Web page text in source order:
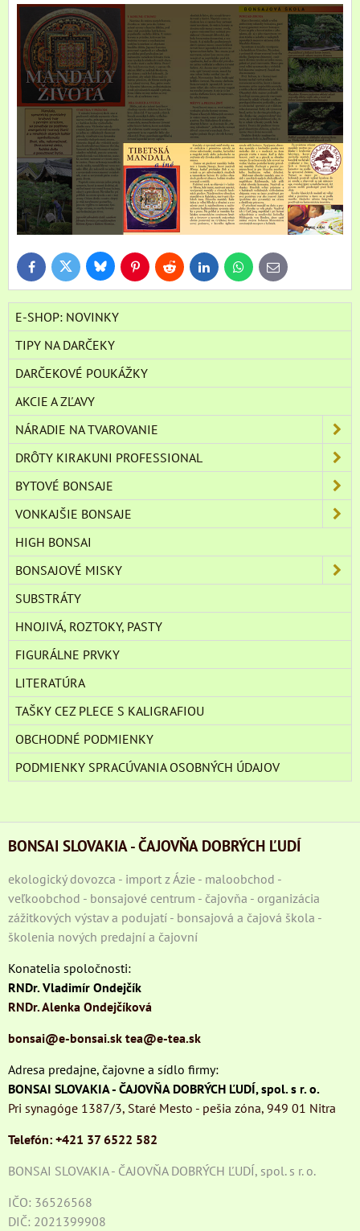
FacebookTwitter BlueskyPinterestReddit LinkedInWhatsApp
E-
mail
E-SHOP: NOVINKY
TIPY NA DARČEKY
DARČEKOVÉ POUKÁŽKY
AKCIE A ZĽAVY
NÁRADIE NA TVAROVANIE
DRÔTY KIRAKUNI PROFESSIONAL
BYTOVÉ BONSAJE
VONKAJŠIE BONSAJE
HIGH BONSAI
BONSAJOVÉ MISKY
SUBSTRÁTY
HNOJIVÁ, ROZTOKY, PASTY
FIGURÁLNE PRVKY
LITERATÚRA
TAŠKY CEZ PLECE S KALIGRAFIOU
OBCHODNÉ PODMIENKY
PODMIENKY SPRACÚVANIA OSOBNÝCH ÚDAJOV
BONSAI SLOVAKIA - ČAJOVŇA DOBRÝCH ĽUDÍ
ekologický dovozca - import z Ázie - maloobchod -
veľkoobchod - bonsajové centrum - čajovňa - organizácia
zážitkových výstav a podujatí - bonsajová a čajová škola -
školenia nových predajní a čajovní
Konatelia spoločnosti:
RNDr. Vladimír Ondejčík
RNDr. Alenka Ondejčíková
bonsai@e-bonsai.sk tea@e-tea.sk
Adresa predajne, čajovne a sídlo firmy:
BONSAI SLOVAKIA - ČAJOVŇA DOBRÝCH ĽUDÍ, spol. s r. o.
Pri synagóge 1387/3, Staré Mesto - pešia zóna, 949 01 Nitra
Telefón: +421 37 6522 582
BONSAI SLOVAKIA - ČAJOVŇA DOBRÝCH ĽUDÍ, spol. s r. o.
IČO: 36526568
DIČ: 2021399908